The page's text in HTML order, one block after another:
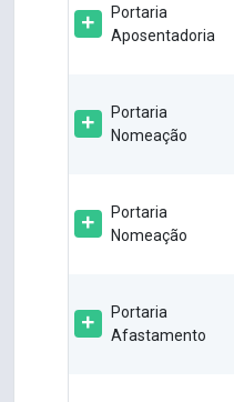
Portaria
Aposentadoria
Portaria
Nomeação
Portaria
Nomeação
Portaria
Afastamento